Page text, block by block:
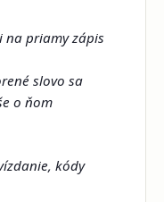
na priamy zápis
slovo sa
o ňom
kódy